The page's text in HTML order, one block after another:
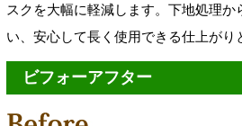
スクを大幅に軽減します。下地処理か
い、安心して長く使用できる仕上がり
ビフォーアフター